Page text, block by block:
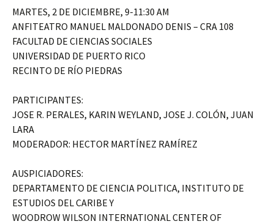
MARTES, 2 DE DICIEMBRE, 9-11:30 AM
ANFITEATRO MANUEL MALDONADO DENIS – CRA 108
FACULTAD DE CIENCIAS SOCIALES
UNIVERSIDAD DE PUERTO RICO
RECINTO DE RÍO PIEDRAS
PARTICIPANTES:
JOSE R. PERALES, KARIN WEYLAND, JOSE J. COLÓN, JUAN
LARA
MODERADOR: HECTOR MARTÍNEZ RAMÍREZ
AUSPICIADORES:
DEPARTAMENTO DE CIENCIA POLITICA, INSTITUTO DE
ESTUDIOS DEL CARIBE Y
WOODROW WILSON INTERNATIONAL CENTER OF